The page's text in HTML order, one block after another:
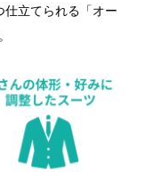
立てられる「オー